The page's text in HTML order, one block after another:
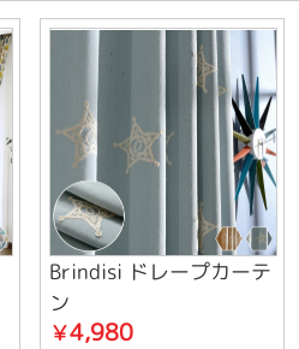
Brindisi ドレープカーテ
ン
￥4,980